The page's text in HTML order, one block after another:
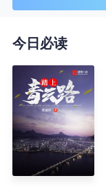
今日必读